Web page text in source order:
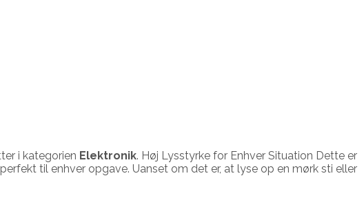
i kategorien Elektronik. Høj Lysstyrke for Enhver Situation Dette er
til enhver opgave. Uanset om det er, at lyse op en mørk sti eller